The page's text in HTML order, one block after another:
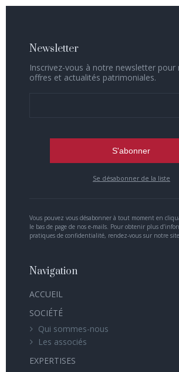
Newsletter
Inscrivez-vous à notre newsletter pour
offres et actualités patrimoniales.
Se désabonner de la liste
Vous pouvez vous désabonner à tout moment en
le bas de page de nos e-mails. Pour obtenir plus
pratiques de confidentialité, rendez-vous sur notre
Navigation
ACCUEIL
SOCIÉTÉ
Qui sommes-nous
Les associés
EXPERTISES